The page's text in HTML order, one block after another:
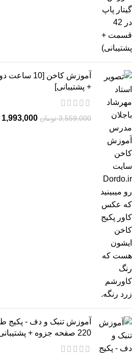
+ پشتیبانی]
3,559,000 تومان 1,993,000
220 صفحه جزوه + پشتیبانی)